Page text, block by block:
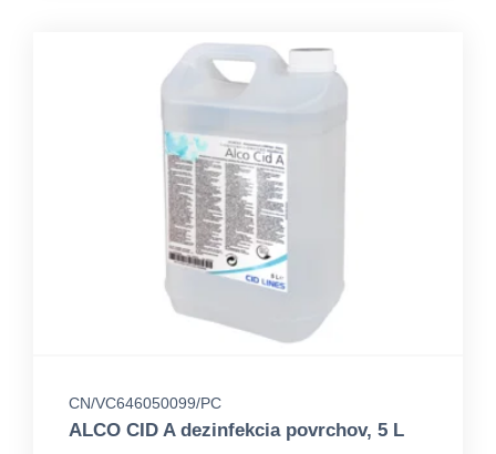
CN/VC646050099/PC
ALCO CID A dezinfekcia povrchov, 5 L